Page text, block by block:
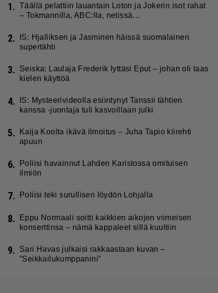
1. Täällä pelattiin lauantain Loton ja Jokerin isot rahat
– Tokmannilla, ABC:lla, netissä…
2.
IS: Hjalliksen ja Jasminen häissä suomalainen
supertähti
3.
Seiska: Laulaja Frederik lyttäsi Eput – johan oli taas
kielen käyttöä
4.
IS: Mysteerivideolla esiintynyt Tanssii tähtien
kanssa -juontaja tuli kasvoillaan julki
5.
Kaija Koolta ikävä ilmoitus – Juha Tapio kiirehti
apuun
6.
Poliisi havainnut Lahden Karistossa omituisen
ilmiön
7. Poliisi teki surullisen löydön Lohjalla
8.
Eppu Normaali soitti kaikkien aikojen viimeisen
konserttinsa – nämä kappaleet sillä kuultiin
9.
Sari Havas julkaisi rakkaastaan kuvan –
”Seikkailukumppanini”